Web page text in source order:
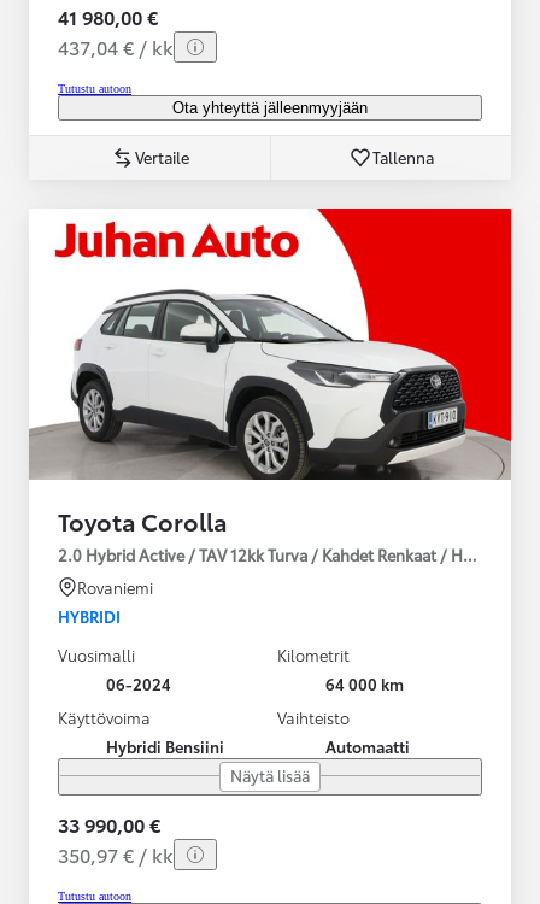
41 980,00 €
437,04 € / kk
Tutustu autoon
Ota yhteyttä jälleenmyyjään
Vertaile Tallenna
Toyota Corolla
2.0 Hybrid Active / TAV 12kk Turva / Kahdet Renkaat /
Rovaniemi
HYBRIDI
Vuosimalli
06-2024
Kilometrit
64 000 km
Käyttövoima
Hybridi Bensiini
Vaihteisto
Automaatti
Näytä lisää
33 990,00 €
350,97 € / kk
Tutustu autoon